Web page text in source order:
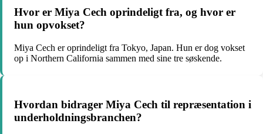
Hvor er Miya Cech oprindeligt fra, og hvor er
hun opvokset?
Miya Cech er oprindeligt fra Tokyo, Japan. Hun er dog vokset
op i Northern California sammen med sine tre søskende.
Hvordan bidrager Miya Cech til repræsentation i
underholdningsbranchen?